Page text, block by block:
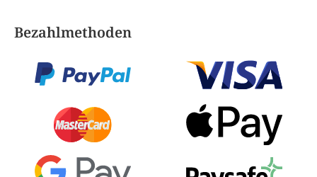
Bezahlmethoden